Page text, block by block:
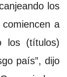
los
a
los (títulos)
país”, dijo